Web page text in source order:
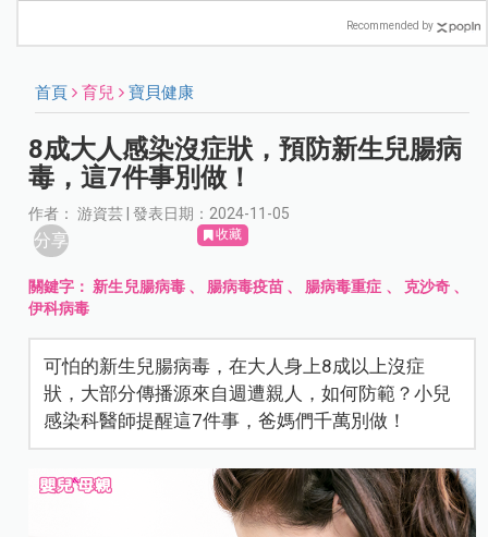
Recommended by
首頁 育兒 寶貝健康
8成大人感染沒症狀，預防新生兒腸病
毒，這7件事別做！
作者： 游資芸 | 發表日期：2024-11-05
分享 收藏
關鍵字： 新生兒腸病毒、 腸病毒疫苗 、 腸病毒重症 、 克沙奇、
伊科病毒
可怕的新生兒腸病毒，在大人身上8成以上沒症
狀，大部分傳播源來自週遭親人，如何防範？小兒
感染科醫師提醒這7件事，爸媽們千萬別做！